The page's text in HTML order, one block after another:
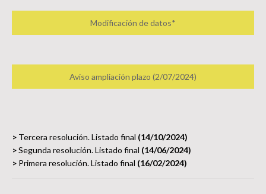
Modificación de datos*
Aviso ampliación plazo (2/07/2024)
> Tercera resolución. Listado final (14/10/2024)
>Segunda resolución. Listado final (14/06/2024)
> Primera resolución. Listado final (16/02/2024)